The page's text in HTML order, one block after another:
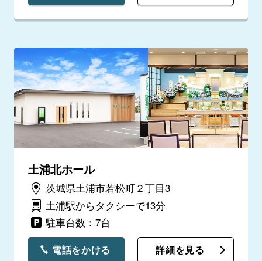
土浦北ホール
茨城県土浦市若松町２丁目3
土浦駅からタクシーで13分
駐車台数：7台
電話をかける 詳細を見る